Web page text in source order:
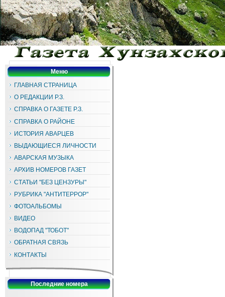
Меню
ГЛАВНАЯ СТРАНИЦА
О РЕДАКЦИИ Р.З.
СПРАВКА О ГАЗЕТЕ Р.З.
СПРАВКА О РАЙОНЕ
ИСТОРИЯ АВАРЦЕВ
ВЫДАЮЩИЕСЯ ЛИЧНОСТИ
АВАРСКАЯ МУЗЫКА
АРХИВ НОМЕРОВ ГАЗЕТ
СТАТЬИ "БЕЗ ЦЕНЗУРЫ"
РУБРИКА "АНТИТЕРРОР"
ФОТОАЛЬБОМЫ
ВИДЕО
ВОДОПАД "ТОБОТ"
ОБРАТНАЯ СВЯЗЬ
КОНТАКТЫ
Последние номера